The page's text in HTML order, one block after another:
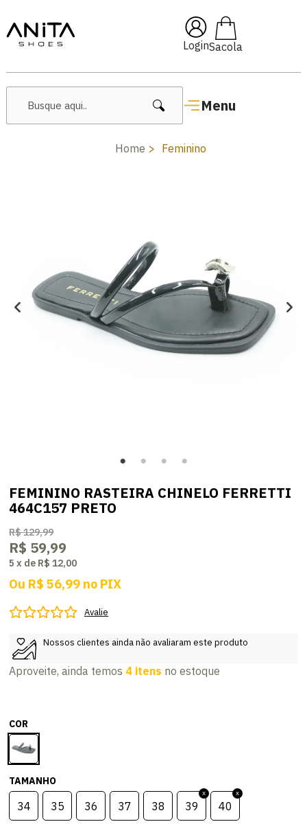
Login
Menu
🔥 Lançamentos Femininos
Home Feminino
FEMININO RASTEIRA CHINELO FERRETTI
464C157 PRETO
R$ 129,99
R$ 59,99
5 x de R$ 12,00
Ou R$ 56,99 no PIX
Avalie
Nossos clientes ainda não avaliaram este produto
Aproveite, ainda temos 4 itens no estoque
COR
TAMANHO
34 35 36 37 38 39 40